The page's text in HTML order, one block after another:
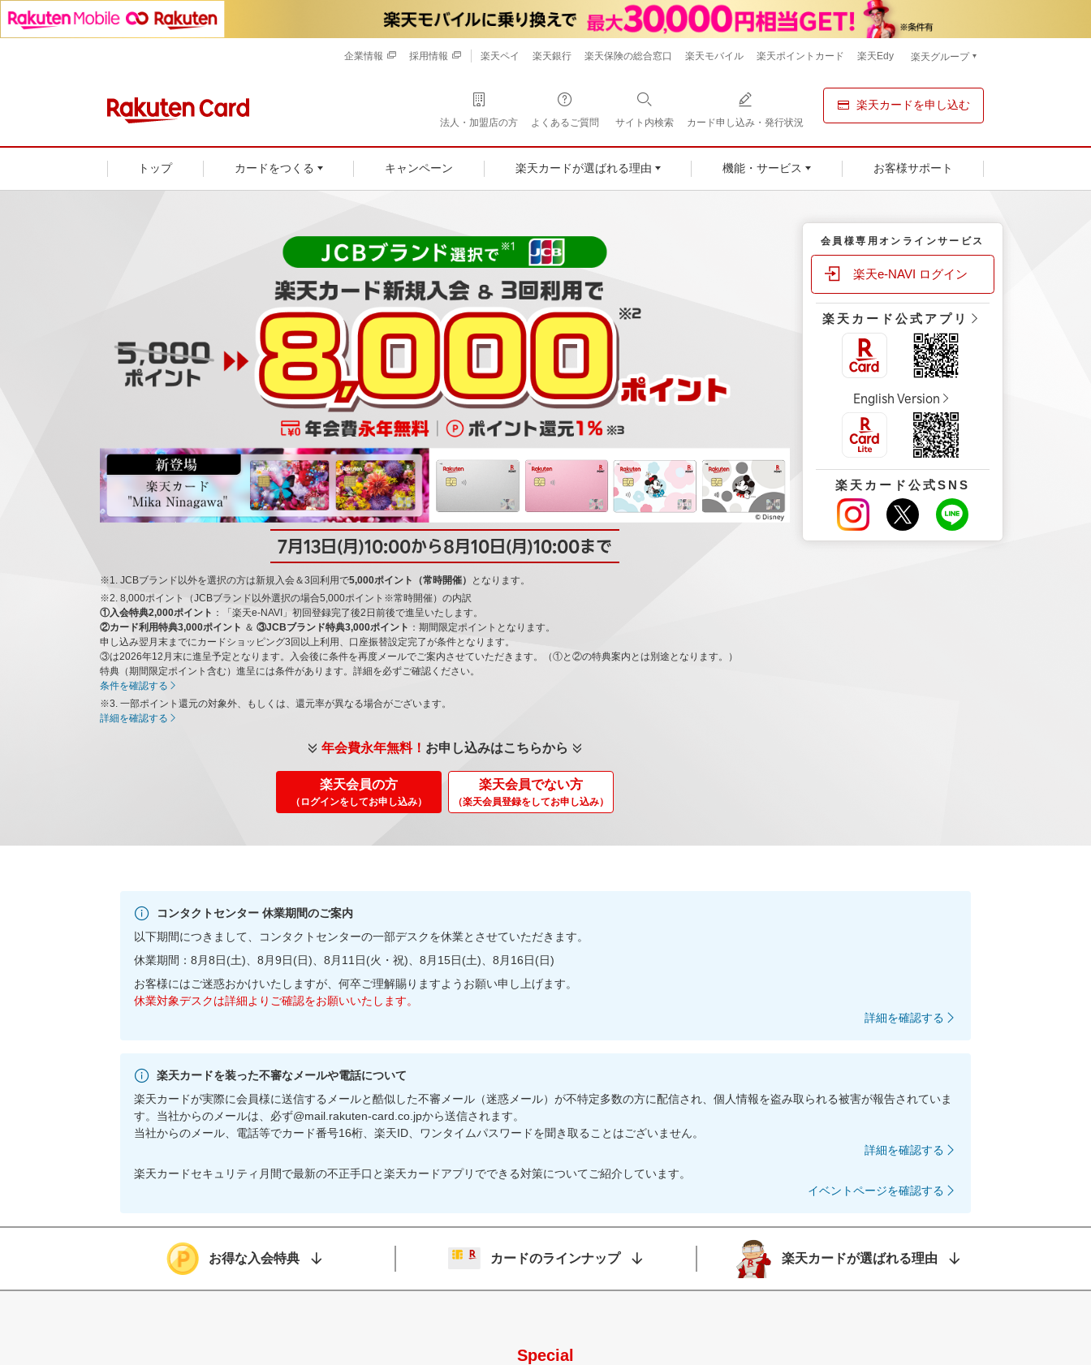
企業情報 採用情報 楽天ペイ 楽天銀行 楽天保険の総合窓口 楽天モバイル 楽天ポイントカード 楽天Edy 楽天グループ
法人・加盟店の方 よくあるご質問 サイト内検索 カード申し込み・発行状況
楽天カードを申し込む
トップ カードをつくる キャンペーン 楽天カードが選ばれる理由 機能・サービス お客様サポート
7月13日(月)10:00から8月10日(月)10:00まで
※1. JCBブランド以外を選択の方は新規入会＆3回利用で5,000ポイント（常時開催）
となります。
※2. 8,000ポイント（JCBブランド以外選択の場合5,000ポイント※常時開催）の内訳
①入会特典2,000ポイント ：「楽天e-NAVI」初回登録完了後2日前後で進呈いたします。
②カード利用特典3,000ポイント ＆ ③JCBブランド特典3,000ポイント ：期間限定ポイントとなります。
申し込み翌月末までにカードショッピング3回以上利用、口座振替設定完了が条件となります。
③は2026年12月末に進呈予定となります。入会後に条件を再度メールでご案内させていただきます。（①と②の特典案内とは別途となります。）
特典（期間限定ポイント含む）進呈には条件があります。詳細を必ずご確認ください。
条件を確認する
※3. 一部ポイント還元の対象外、もしくは、還元率が異なる場合がございます。
詳細を確認する
年会費永年無料！ お申し込みはこちらから
楽天会員の方
（ログインをしてお申し込み）
楽天会員でない方
（楽天会員登録をしてお申し込み）
会員様専用オンラインサービス
楽天e-NAVI ログイン
楽天カード公式アプリ
English Version
楽天カード公式SNS
コンタクトセンター 休業期間のご案内
以下期間につきまして、コンタクトセンターの一部デスクを休業とさせていただきます。
休業期間：8月8日(土)、8月9日(日)、8月11日(火・祝)、8月15日(土)、8月16日(日)
お客様にはご迷惑おかけいたしますが、何卒ご理解賜りますようお願い申し上げます。
休業対象デスクは詳細よりご確認をお願いいたします。
詳細を確認する
楽天カードを装った不審なメールや電話について
楽天カードが実際に会員様に送信するメールと酷似した不審メール（迷惑メール）が不特定多数の方に配信され、個人情報を盗み取られる被害が報告されていま
す。当社からのメールは、必ず@mail.rakuten-card.co.jpから送信されます。
当社からのメール、電話等でカード番号16桁、楽天ID、ワンタイムパスワードを聞き取ることはございません。
詳細を確認する
楽天カードセキュリティ月間で最新の不正手口と楽天カードアプリでできる対策についてご紹介しています。
イベントページを確認する
お得な入会特典 カードのラインナップ 楽天カードが選ばれる理由
Special